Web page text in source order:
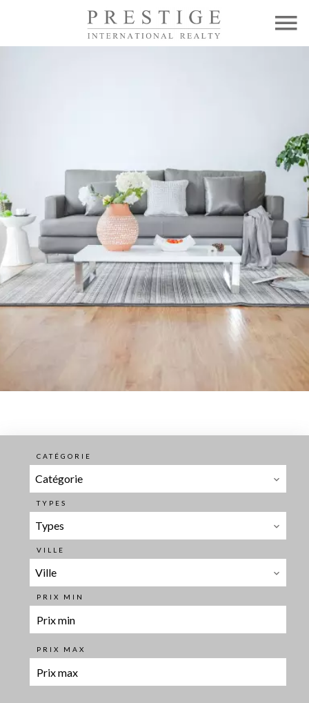
CATÉGORIE
Catégorie
TYPES
Types
VILLE
Ville
PRIX MIN
PRIX MAX